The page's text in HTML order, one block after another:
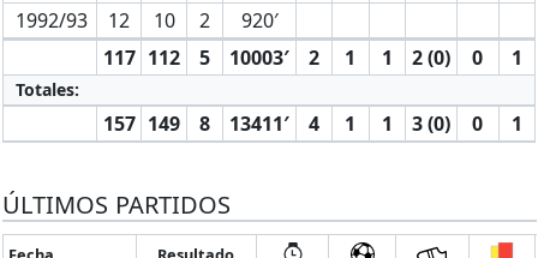
1992/93
12 10 2
920′
117 112 5 10003′ 2 1 1 2 (0) 0 1
Totales:
157 149 8 13411′ 4 1 1 3 (0) 0 1
ÚLTIMOS PARTIDOS